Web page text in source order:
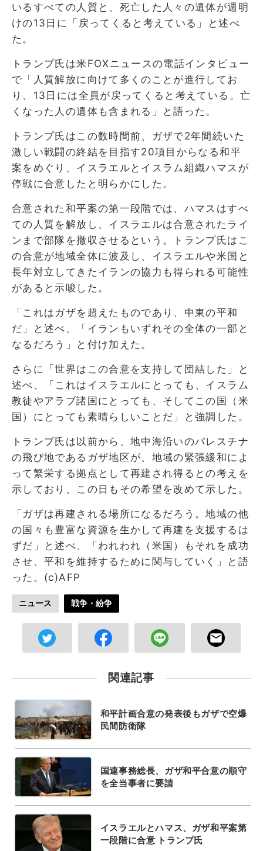
いるすべての人質と、死亡した人々の遺体が週明
けの13日に「戻ってくると考えている」と述べ
た。
トランプ氏は米FOXニュースの電話インタビュー
で「人質解放に向けて多くのことが進行してお
り、13日には全員が戻ってくると考えている。亡
くなった人の遺体も含まれる」と語った。
トランプ氏はこの数時間前、ガザで2年間続いた
激しい戦闘の終結を目指す20項目からなる和平
案をめぐり、イスラエルとイスラム組織ハマスが
停戦に合意したと明らかにした。
合意された和平案の第一段階では、ハマスはすべ
ての人質を解放し、イスラエルは合意されたライ
ンまで部隊を撤収させるという。トランプ氏はこ
の合意が地域全体に波及し、イスラエルや米国と
長年対立してきたイランの協力も得られる可能性
があると示唆した。
「これはガザを超えたものであり、中東の平和
だ」と述べ、「イランもいずれその全体の一部と
なるだろう」と付け加えた。
さらに「世界はこの合意を支持して団結した」と
述べ、「これはイスラエルにとっても、イスラム
教徒やアラブ諸国にとっても、そしてこの国（米
国）にとっても素晴らしいことだ」と強調した。
トランプ氏は以前から、地中海沿いのパレスチナ
の飛び地であるガザ地区が、地域の緊張緩和によ
って繁栄する拠点として再建され得るとの考えを
示しており、この日もその希望を改めて示した。
「ガザは再建される場所になるだろう。地域の他
の国々も豊富な資源を生かして再建を支援するは
ずだ」と述べ、「われわれ（米国）もそれを成功
させ、平和を維持するために関与していく」と語
った。(c)AFP
ニュース 戦争・紛争
関連記事
和平計画合意の発表後もガザで空爆
民間防衛隊
国連事務総長、ガザ和平合意の順守
を全当事者に要請
イスラエルとハマス、ガザ和平案第
一段階に合意 トランプ氏